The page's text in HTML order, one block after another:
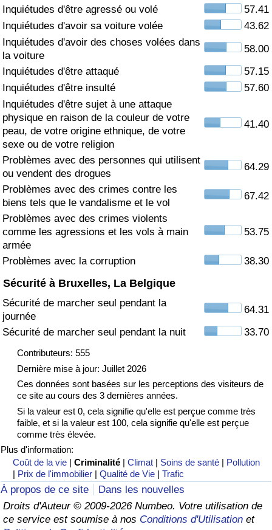
Inquiétudes d'être agressé ou volé
57.41
Inquiétudes d'avoir sa voiture volée
43.62
Inquiétudes d'avoir des choses volées dans
la voiture
58.00
Inquiétudes d'être attaqué
57.15
Inquiétudes d'être insulté
57.60
Inquiétudes d'être sujet à une attaque
physique en raison de la couleur de votre
peau, de votre origine ethnique, de votre
sexe ou de votre religion
41.40
Problèmes avec des personnes qui utilisent
ou vendent des drogues
64.29
Problèmes avec des crimes contre les
biens tels que le vandalisme et le vol
67.42
Problèmes avec des crimes violents
comme les agressions et les vols à main
armée
53.75
Problèmes avec la corruption 38.30
Sécurité à Bruxelles, La Belgique
Sécurité de marcher seul pendant la
journée
64.31
Sécurité de marcher seul pendant la nuit
33.70
Contributeurs: 555
Dernière mise à jour: Juillet 2026
Ces données sont basées sur les perceptions des visiteurs de
ce site au cours des 3 dernières années.
Si la valeur est 0, cela signifie qu'elle est perçue comme très
faible, et si la valeur est 100, cela signifie qu'elle est perçue
comme très élevée.
Plus d'information:
Coût de la vie |Criminalité |Climat | Soins de santé | Pollution
| Prix de l'immobilier |Qualité de Vie |Trafic
À propos de ce site
Dans les nouvelles
Droits d'Auteur © 2009-2026 Numbeo. Votre utilisation de
ce service est soumise à nos Conditions d'Utilisation et
Soins de santé
Indice des soins de santé (Actuel)
Indice des soins de santé
Indice des soins de santé par Pays
Pollution
Indice de Pollution (Actuel)
Indice de pollution
Indice de Pollution par Pays
Trafic
Indice de Trafic
Indice de Trafic (Actuel)
Indice de Trafic par Pays